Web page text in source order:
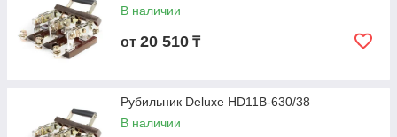
В наличии
от 20 510 ₸
Рубильник Deluxe HD11B-630/38
В наличии